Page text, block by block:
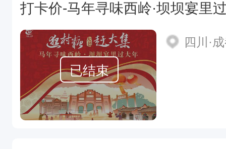
打卡价-马年寻味西岭·坝坝宴里
已结束
四川·